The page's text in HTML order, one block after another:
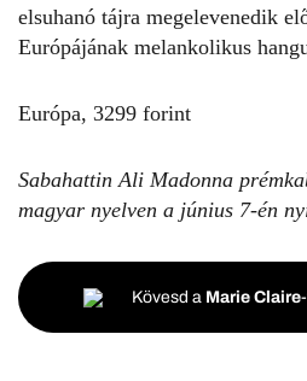
elsuhanó tájra megelevenedik
Európájának melankolikus
Európa, 3299 forint
Sabahattin Ali Madonna
magyar nyelven a június 7-én
Kövesd a Marie Claire